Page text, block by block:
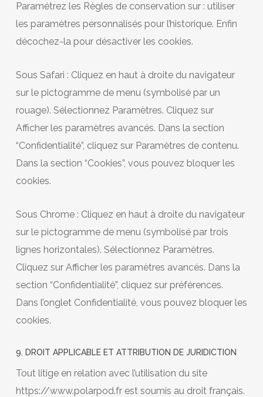
Paramétrez les Règles de conservation sur : utiliser
les paramètres personnalisés pour l’historique. Enfin
décochez-la pour désactiver les cookies.
Sous Safari : Cliquez en haut à droite du navigateur
sur le pictogramme de menu (symbolisé par un
rouage). Sélectionnez Paramètres. Cliquez sur
Afficher les paramètres avancés. Dans la section
“Confidentialité”, cliquez sur Paramètres de contenu.
Dans la section “Cookies”, vous pouvez bloquer les
cookies.
Sous Chrome : Cliquez en haut à droite du navigateur
sur le pictogramme de menu (symbolisé par trois
lignes horizontales). Sélectionnez Paramètres.
Cliquez sur Afficher les paramètres avancés. Dans la
section “Confidentialité”, cliquez sur préférences.
Dans l’onglet Confidentialité, vous pouvez bloquer les
cookies.
9. DROIT APPLICABLE ET ATTRIBUTION DE JURIDICTION
Tout litige en relation avec l’utilisation du site
https://www.polarpod.fr est soumis au droit français.